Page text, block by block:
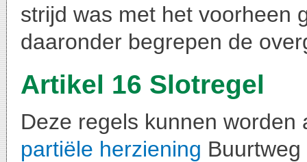
strijd was met het voorheen
daaronder begrepen de
Artikel 16 Slotregel
Deze regels kunnen
partiële herziening